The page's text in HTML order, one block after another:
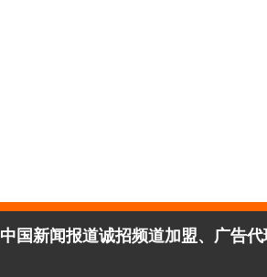
中国新闻报道诚招频道加盟、广告